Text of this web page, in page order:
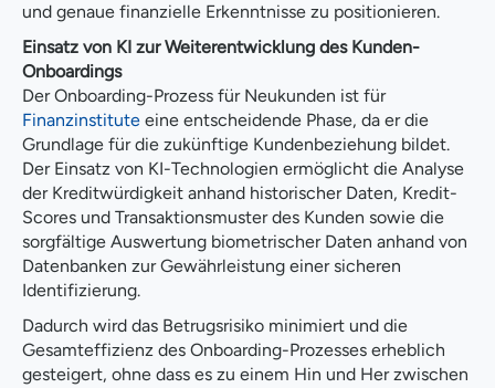
und genaue finanzielle Erkenntnisse zu positionieren.
Einsatz von KI zur Weiterentwicklung des Kunden-
Onboardings
Der Onboarding-Prozess für Neukunden ist für
Finanzinstitute eine entscheidende Phase, da er die
Grundlage für die zukünftige Kundenbeziehung bildet.
Der Einsatz von KI-Technologien ermöglicht die Analyse
der Kreditwürdigkeit anhand historischer Daten, Kredit-
Scores und Transaktionsmuster des Kunden sowie die
sorgfältige Auswertung biometrischer Daten anhand von
Datenbanken zur Gewährleistung einer sicheren
Identifizierung.
Dadurch wird das Betrugsrisiko minimiert und die
Gesamteffizienz des Onboarding-Prozesses erheblich
gesteigert, ohne dass es zu einem Hin und Her zwischen